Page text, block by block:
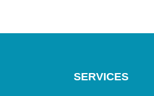
SERVICES